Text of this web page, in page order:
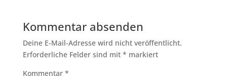
Kommentar absenden
Deine E-Mail-Adresse wird nicht veröffentlicht.
Erforderliche Felder sind mit * markiert
Kommentar *